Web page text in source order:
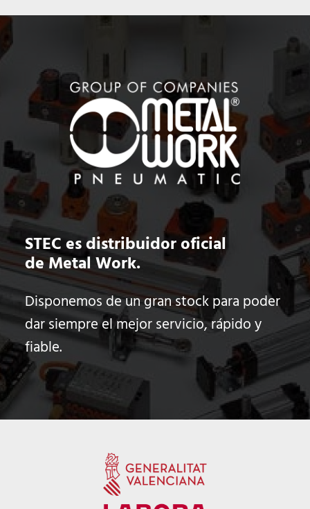
STEC es distribuidor oficial
de Metal Work.
Disponemos de un gran stock para poder
dar siempre el mejor servicio, rápido y
fiable.